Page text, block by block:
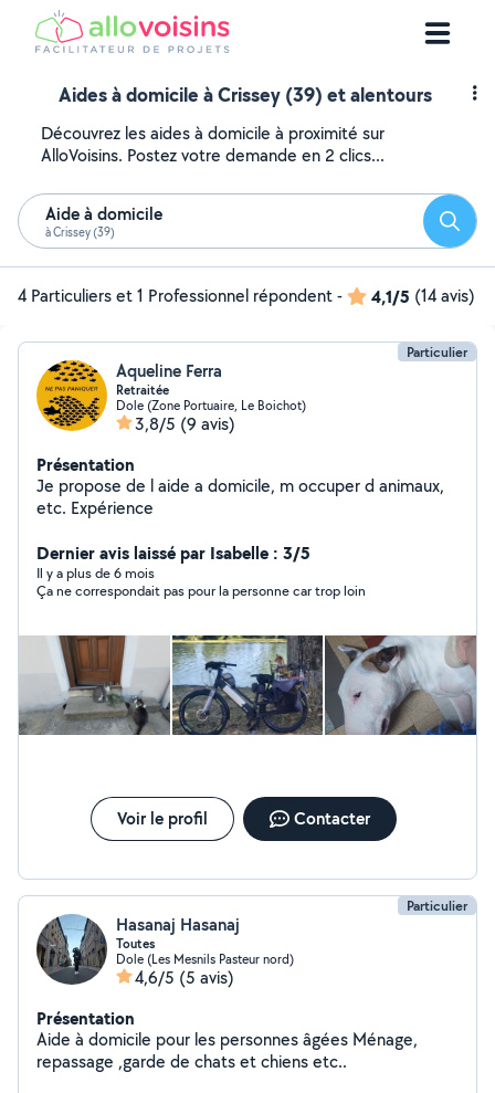
Aides à domicile à Crissey (39) et alentours
Découvrez les aides à domicile à proximité sur
AlloVoisins. Postez votre demande en 2 clics...
Aide à domicile
à Crissey (39)
4 Particuliers et 1 Professionnel répondent- 4,1/5 (14 avis)
Particulier
Aqueline Ferra
Retraitée
Dole (Zone Portuaire, Le Boichot)
3,8/5 (9 avis)
Présentation
Je propose de l aide a domicile, m occuper d animaux,
etc. Expérience
Dernier avis laissé par Isabelle : 3/5
Il y a plus de 6 mois
Ça ne correspondait pas pour la personne car trop loin
Voir le profil Contacter
Particulier
Hasanaj Hasanaj
Toutes
Dole (Les Mesnils Pasteur nord)
4,6/5 (5 avis)
Présentation
Aide à domicile pour les personnes âgées Ménage,
repassage ,garde de chats et chiens etc..